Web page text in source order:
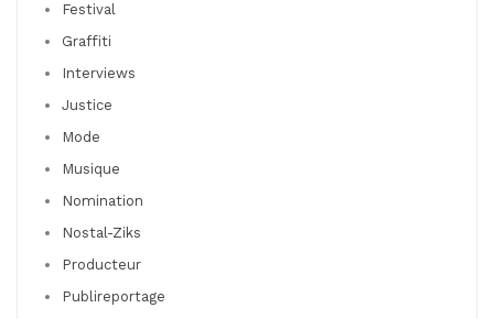
Festival
Graffiti
Interviews
Justice
Mode
Musique
Nomination
Nostal-Ziks
Producteur
Publireportage